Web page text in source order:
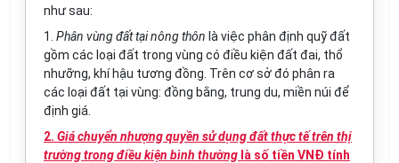
như sau:
1. Phân vùng đất tại nông thôn là việc phân định quỹ đất
gồm các loại đất trong vùng có điều kiện đất đai, thổ
nhưỡng, khí hậu tương đồng. Trên cơ sở đó phân ra
các loại đất tại vùng: đồng bằng, trung du, miền núi để
định giá.
2. Giá chuyển nhượng quyền sử dụng đất thực tế trên thị
trường trong điều kiện bình thường là số tiền VNĐ tính